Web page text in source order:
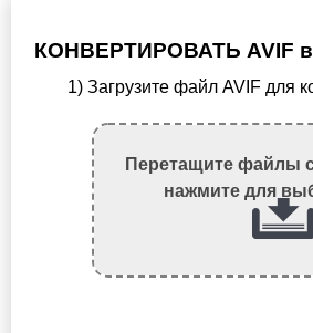
КОНВЕРТИРОВАТЬ AVIF
1) Загрузите файл AVIF для
Перетащите файлы
нажмите для